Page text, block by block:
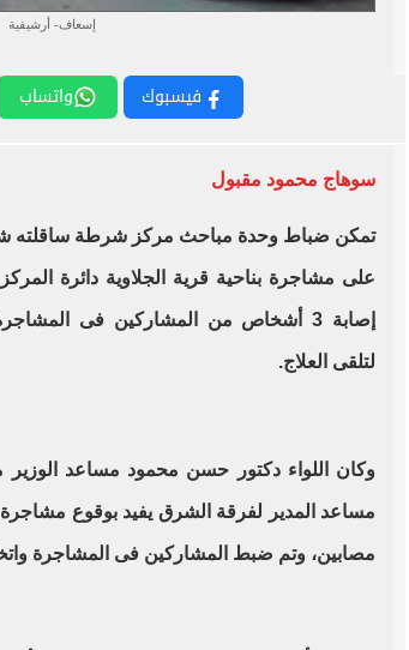
إسعاف- أرشيفية
فيسبوك واتساب
سوهاج محمود مقبول
تمكن ضباط وحدة مباحث مركز شرطة ساقلته
على مشاجرة بناحية قرية الجلاوية دائرة
إصابة 3 أشخاص من المشاركين فى
لتلقى العلاج.
وكان اللواء دكتور حسن محمود مساعد الوزير
مساعد المدير لفرقة الشرق يفيد بوقوع مشاجرة
مصابين، وتم ضبط المشاركين فى المشاجرة